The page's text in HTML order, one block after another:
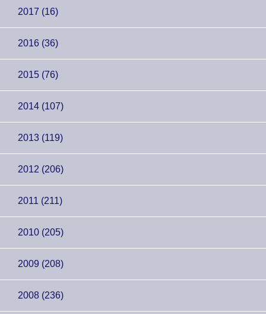
2017 (16)
2016 (36)
2015 (76)
2014 (107)
2013 (119)
2012 (206)
2011 (211)
2010 (205)
2009 (208)
2008 (236)